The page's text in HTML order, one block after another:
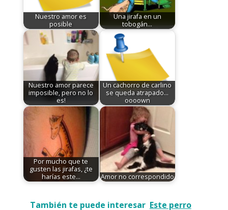
Nuestro amor es
posible
Una jirafa en un
tobogán...
Nuestro amor parece
imposible, pero no lo
es!
Un cachorro de carlino
se queda atrapado...
oooown
Por mucho que te
gusten las jirafas, ¿te
harías este…
Amor no correspondido
También te puede interesar Este perro